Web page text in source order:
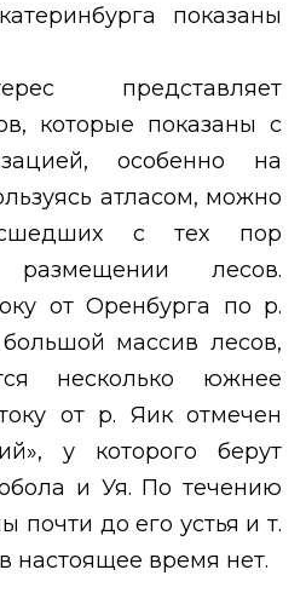
показаны
представляет
которые показаны с
особенно на
атласом, можно
с тех пор
лесов.
от Оренбурга по р.
массив лесов,
несколько южнее
от р. Яик отмечен
у которого берут
и Уя. По течению
почти до его устья и т.
настоящее время нет.